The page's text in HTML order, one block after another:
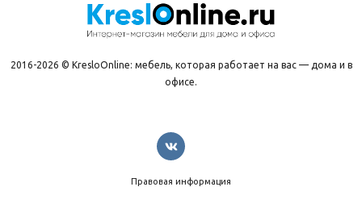
2016-2026 © KresloOnline: мебель, которая работает на вас — дома и в
офисе.
Правовая информация